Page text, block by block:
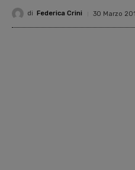
di Federica Crini 30 Marzo